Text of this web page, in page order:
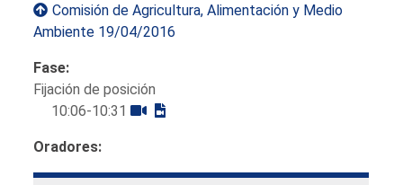
Comisión de Agricultura, Alimentación y Medio
Ambiente 19/04/2016
Fase:
Fijación de posición
10:06-10:31
Oradores: